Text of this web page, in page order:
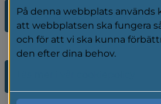
2026
På denna webbplats används
att webbplatsen ska fungera
och för att vi ska kunna
den efter dina behov.